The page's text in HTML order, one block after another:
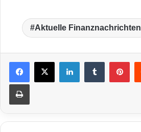
Aktuelle Finanznachrichten
LinkedIn
Drucken